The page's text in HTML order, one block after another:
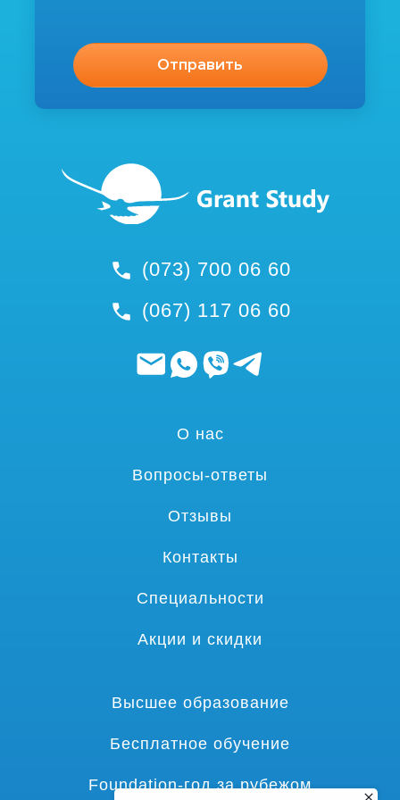
(073) 700 06 60
(067) 117 06 60
О нас
Вопросы-ответы
Отзывы
Контакты
Специальности
Акции и скидки
Высшее образование
Бесплатное обучение
Foundation-год за рубежом